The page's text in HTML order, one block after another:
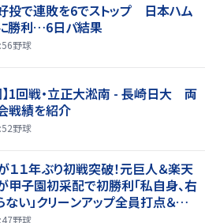
投で連敗を6でストップ 日本ハム
勝利…6日パ結果
野球
】1回戦・立正大淞南 - 長崎日大 両
戦績を紹介
野球
１年ぶり初戦突破！元巨人＆楽天
甲子園初采配で初勝利「私自身、右
い」クリーンアップ全員打点＆継
野球